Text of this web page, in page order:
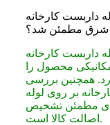
داربست کارخانه
شرق مطمئن شد؟
داربست کارخانه
محصول را
همچنین بررسی
بر روی لوله
مطمئن تشخیص
اصالت کالا است.